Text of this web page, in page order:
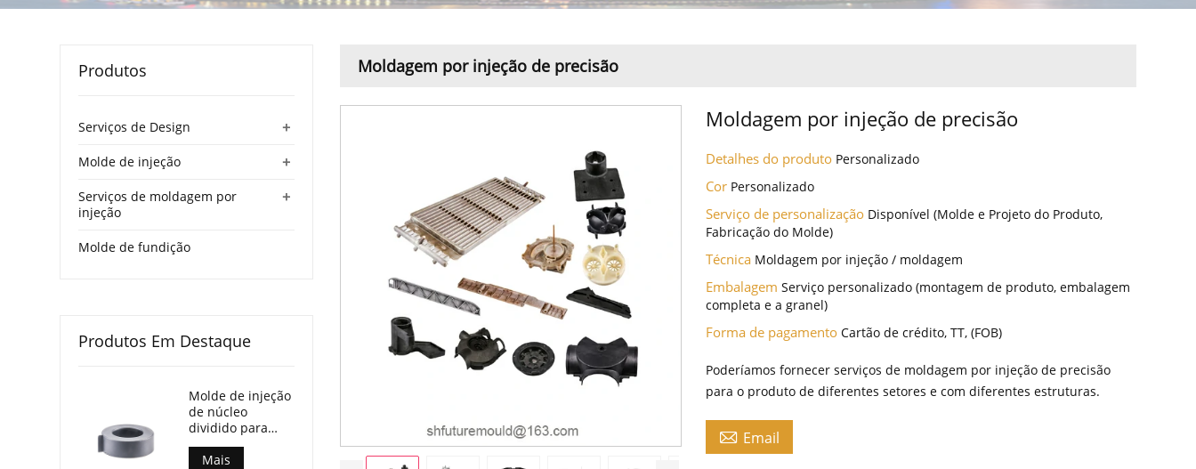
Moldagem por injeção de precisão
Moldagem por injeção de precisão
Detalhes do produto Personalizado
Cor Personalizado
Serviço de personalização Disponível (Molde e Projeto do Produto,
Fabricação do Molde)
Técnica Moldagem por injeção / moldagem
EmbalagemServiço personalizado (montagem de produto, embalagem
completa e a granel)
Forma de pagamentoCartão de crédito, TT, (FOB)
Poderíamos fornecer serviços de moldagem por injeção de precisão
para o produto de diferentes setores e com diferentes estruturas.
 Email
Produtos
+
Serviços de Design
+
Molde de injeção
+
Serviços de moldagem por
injeção
Molde de fundição
Produtos Em Destaque
Molde de injeção
de núcleo
dividido para
transformador
atual
Mais